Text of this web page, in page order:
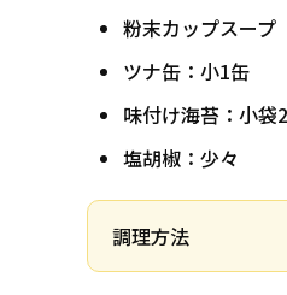
粉末カップスープ
ツナ缶：小1缶
味付け海苔：小袋
塩胡椒：少々
調理方法